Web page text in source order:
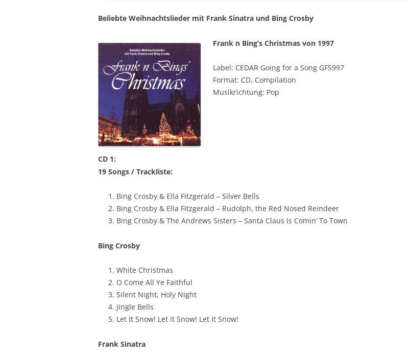
Beliebte Weihnachtslieder mit Frank Sinatra und Bing Crosby
Frank n Bing’s Christmas von 1997
Label: CEDAR Going for a Song GFS997
Format: CD, Compilation
Musikrichtung: Pop
CD 1:
19 Songs / Trackliste:
Bing Crosby & Ella Fitzgerald – Silver Bells
Bing Crosby & Ella Fitzgerald – Rudolph, the Red Nosed Reindeer
Bing Crosby & The Andrews Sisters – Santa Claus Is Comin‘ To Town
Bing Crosby
White Christmas
O Come All Ye Faithful
Silent Night, Holy Night
Jingle Bells
Let It Snow! Let It Snow! Let It Snow!
Frank Sinatra